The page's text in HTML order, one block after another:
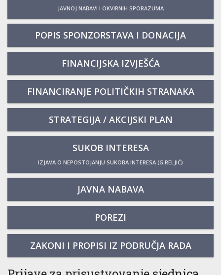
JAVNOJ NABAVI I OKVIRNIH SPORAZUMA
POPIS SPONZORSTAVA I DONACIJA
FINANCIJSKA IZVJEŠĆA
FINANCIRANJE POLITIČKIH STRANAKA
STRATEGIJA / AKCIJSKI PLAN
SUKOB INTERESA
IZJAVA O NEPOSTOJANJU SUKOBA INTERESA (G.RELJIĆ)
JAVNA NABAVA
POREZI
ZAKONI I PROPISI IZ PODRUČJA RADA